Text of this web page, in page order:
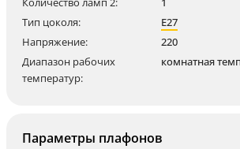
Тип цоколя:
E27
Напряжение:
220
Диапазон рабочих
температур:
комнатная
Параметры плафонов